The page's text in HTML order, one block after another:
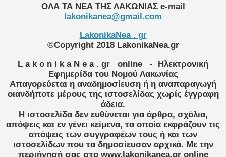
ΟΛΑ ΤΑ ΝΕΑ ΤΗΣ ΛΑΚΩΝΙΑΣ e-mail
lakonikanea@gmail.com
LakonikaNea . gr
©Copyright 2018 LakonikaNea.gr
L a k o n i k a N e a . gr
online
- Ηλεκτρονική
Εφημερίδα του Νομού Λακωνίας
Απαγορεύεται η αναδημοσίευση ή η αναπαραγωγή
οιανδήποτε μέρους της ιστοσελίδας χωρίς έγγραφη
άδεια.
Η ιστοσελίδα δεν ευθύνεται για άρθρα, σχόλια,
απόψεις και εν γένει κείμενα, τα οποία εκφράζουν τις
απόψεις των συγγραφέων τους ή και των
ιστοσελίδων που τα δημοσίευσαν αρχικά. Με την
περιήγησή σας στο www.lakonikanea.gr online